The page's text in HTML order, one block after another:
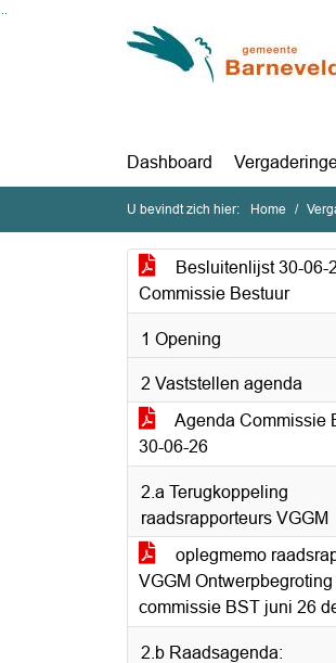
Ga naar de inhoud van deze pagina
Ga naar het zoeken
Dashboard
U bevindt zich hier: Home
Besluitenlijst 30-06-
Commissie Bestuur
1 Opening
2 Vaststellen agenda
Agenda Commissie
30-06-26
2.a Terugkoppeling
raadsrapporteurs VGGM
oplegmemo
VGGM
commissie BST juni 26
2.b Raadsagenda: